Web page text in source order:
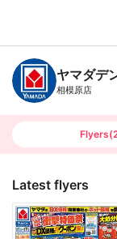
B
n
c
h
T
ヤマダデ
相模原店
Flyers(
Latest flyers